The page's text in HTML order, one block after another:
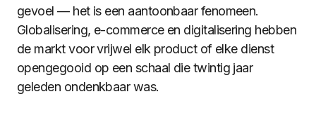
gevoel — het is een aantoonbaar fenomeen.
Globalisering, e-commerce en digitalisering hebben
de markt voor vrijwel elk product of elke dienst
opengegooid op een schaal die twintig jaar
geleden ondenkbaar was.